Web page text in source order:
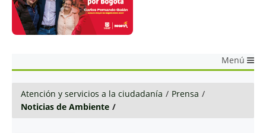
Menú
Atención y servicios a la ciudadanía / Prensa /
Noticias de Ambiente /